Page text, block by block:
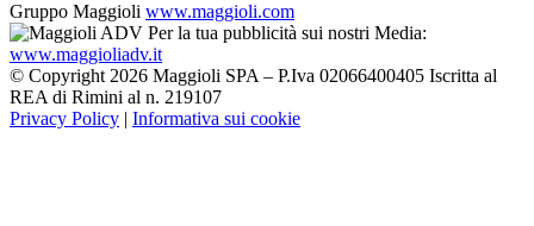
Gruppo Maggioli www.maggioli.com
Per la tua pubblicità sui nostri Media:
www.maggioliadv.it
© Copyright 2026 Maggioli SPA – P.Iva 02066400405 Iscritta al
REA di Rimini al n. 219107
Privacy Policy | Informativa sui cookie